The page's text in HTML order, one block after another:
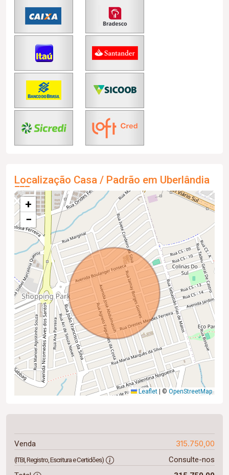
Localização Casa / Padrão em Uberlândia
+
−
Leaflet © OpenStreetMap
Venda 315.750,00
(ITBI, Registro, Escritura e Certidões)
Consulte-nos